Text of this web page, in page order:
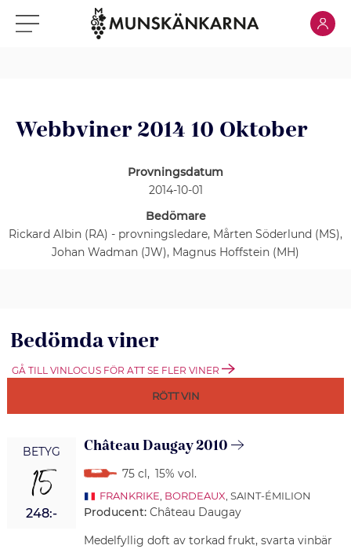
Klicka för meny Klicka
Webbviner 2014 10 Oktober
Provningsdatum
2014-10-01
Bedömare
Rickard Albin (RA) - provningsledare, Mårten Söderlund (MS),
Johan Wadman (JW), Magnus Hoffstein (MH)
Bedömda viner
GÅ TILL VINLOCUS FÖR ATT SE FLER VINER
RÖTT VIN
BETYG
15
248:-
Château Daugay 2010
75 cl, 15% vol.
FRANKRIKE BORDEAUX , SAINT-ÉMILION
Producent: Château Daugay
Medelfyllig doft av torkad frukt, svarta vinbär